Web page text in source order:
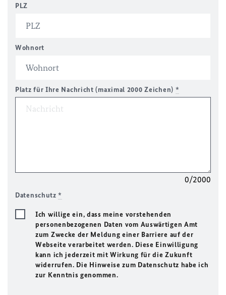
PLZ
Wohnort
Platz für Ihre Nachricht (maximal 2000 Zeichen) *
0/2000
Datenschutz*
Ich willige ein, dass meine vorstehenden
personenbezogenen Daten vom Auswärtigen Amt
zum Zwecke der Meldung einer Barriere auf der
Webseite verarbeitet werden. Diese Einwilligung
kann ich jederzeit mit Wirkung für die Zukunft
widerrufen. Die Hinweise zum Datenschutz habe ich
zur Kenntnis genommen.